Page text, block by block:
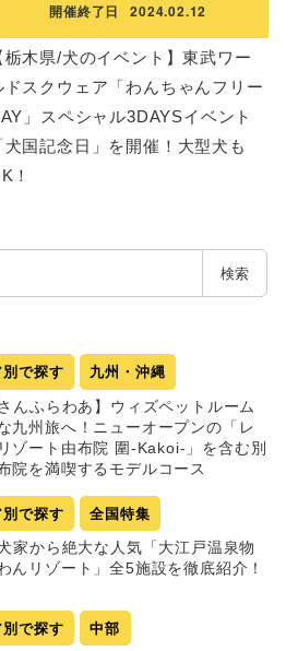
開催終了日 2024.02.12
栃木県/犬のイベント】東武ワー
ドスクウェア「わんちゃんフリー
」スペシャル3DAYSイベント
犬国記念日」を開催！大型犬も
！
検索
別で探す 九州・沖縄
んふらわあ】ウィズペットルーム
九州旅へ！ニューオープンの「レ
ゾート由布院 圍-Kakoi-」を含む別
院を満喫するモデルコース
別で探す 全国特集
家から絶大な人気「大江戸温泉物
んリゾート」全5施設を徹底紹介！
別で探す 中部